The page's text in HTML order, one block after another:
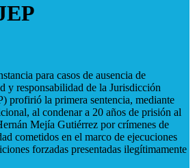
para casos de ausencia de
y responsabilidad de la Jurisdicción
profirió la primera sentencia, mediante
al condenar a 20 años de prisión al
Mejía Gutiérrez por crímenes de
cometidos en el marco de ejecuciones
forzadas presentadas ilegítimamente